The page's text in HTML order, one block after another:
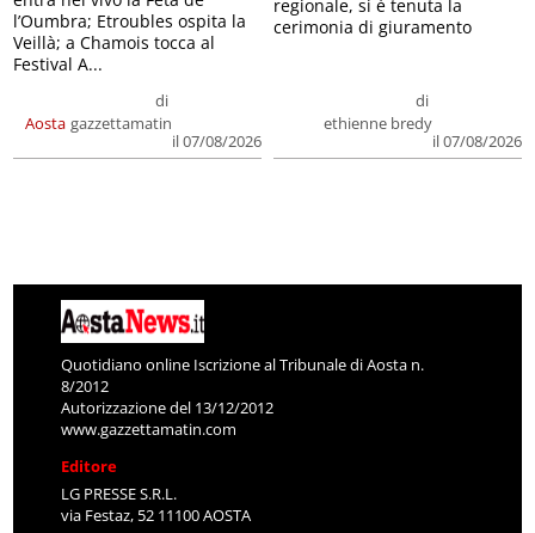
Aosta
di
gazzettamatin
il 07/08/2026
l’Oumbra; Etroubles ospita la
Veillà; a Chamois tocca al
Festival A...
di
ethienne bredy
il 07/08/2026
regionale, si è tenuta la
cerimonia di giuramento
Quotidiano online Iscrizione al Tribunale di Aosta n.
8/2012
Autorizzazione del 13/12/2012
www.gazzettamatin.com
Editore
LG PRESSE S.R.L.
via Festaz, 52 11100 AOSTA